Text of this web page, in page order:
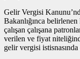
Gelir Vergisi
Bakanlığınca
çalışan çalışana
verilen ve fiyat
gelir vergisi istisnasında